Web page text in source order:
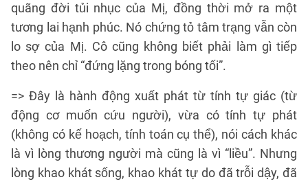
quãng đời tủi nhục của Mị, đồng thời mở ra một
tương lai hạnh phúc. Nó chứng tỏ tâm trạng vẫn còn
lo sợ của Mị. Cô cũng không biết phải làm gì tiếp
theo nên chỉ “đứng lặng trong bóng tối”.
=> Đây là hành động xuất phát từ tính tự giác (từ
động cơ muốn cứu người), vừa có tính tự phát
(không có kế hoạch, tính toán cụ thể), nói cách khác
là vì lòng thương người mà cũng là vì “liều”. Nhưng
lòng khao khát sống, khao khát tự do đã trỗi dậy, đã